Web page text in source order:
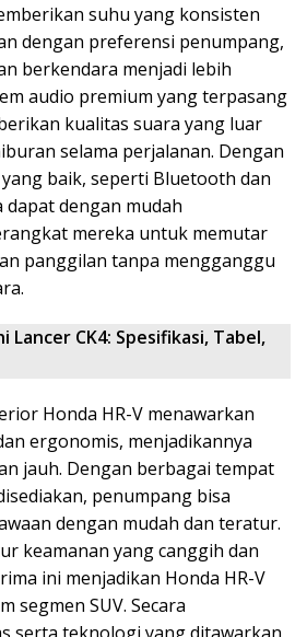
suhu yang konsisten
dengan preferensi penumpang,
berkendara menjadi lebih
audio premium yang terpasang
kualitas suara yang luar
selama perjalanan. Dengan
baik, seperti Bluetooth dan
dengan mudah
mereka untuk memutar
panggilan tanpa mengganggu
Lancer CK4: Spesifikasi, Tabel,
Honda HR-V menawarkan
ergonomis, menjadikannya
jauh. Dengan berbagai tempat
penumpang bisa
dengan mudah dan teratur.
keamanan yang canggih dan
ini menjadikan Honda HR-V
segmen SUV. Secara